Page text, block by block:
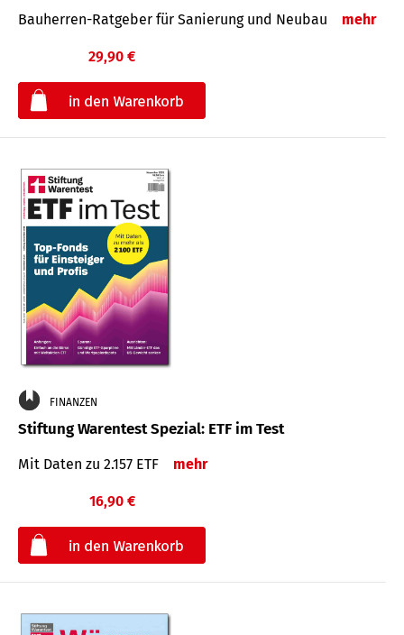
Bauherren-Ratgeber für Sanierung und Neubau mehr
29,90 €
FINANZEN
Stiftung Warentest Spezial: ETF im Test
Mit Daten zu 2.157 ETF mehr
16,90 €